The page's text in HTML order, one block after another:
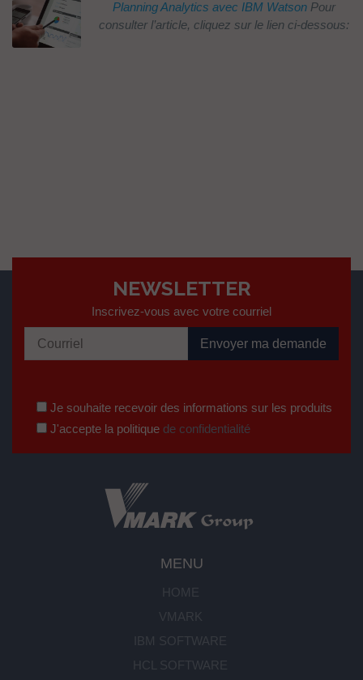
Planning Analytics avec IBM Watson Pour
consulter l’article, cliquez sur le lien ci-dessous:
NEWSLETTER
Inscrivez-vous avec votre courriel
Je souhaite recevoir des informations sur les produits
J'accepte la politique de confidentialité
MENU
HOME
VMARK
IBM SOFTWARE
HCL SOFTWARE